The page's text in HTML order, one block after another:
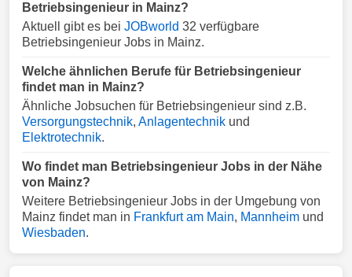
Betriebsingenieur in Mainz?
Aktuell gibt es bei JOBworld 32 verfügbare
Betriebsingenieur Jobs in Mainz.
Welche ähnlichen Berufe für Betriebsingenieur
findet man in Mainz?
Ähnliche Jobsuchen für Betriebsingenieur sind z.B.
Versorgungstechnik, Anlagentechnik und
Elektrotechnik.
Wo findet man Betriebsingenieur Jobs in der Nähe
von Mainz?
Weitere Betriebsingenieur Jobs in der Umgebung von
Mainz findet man in Frankfurt am Main, Mannheim und
Wiesbaden.